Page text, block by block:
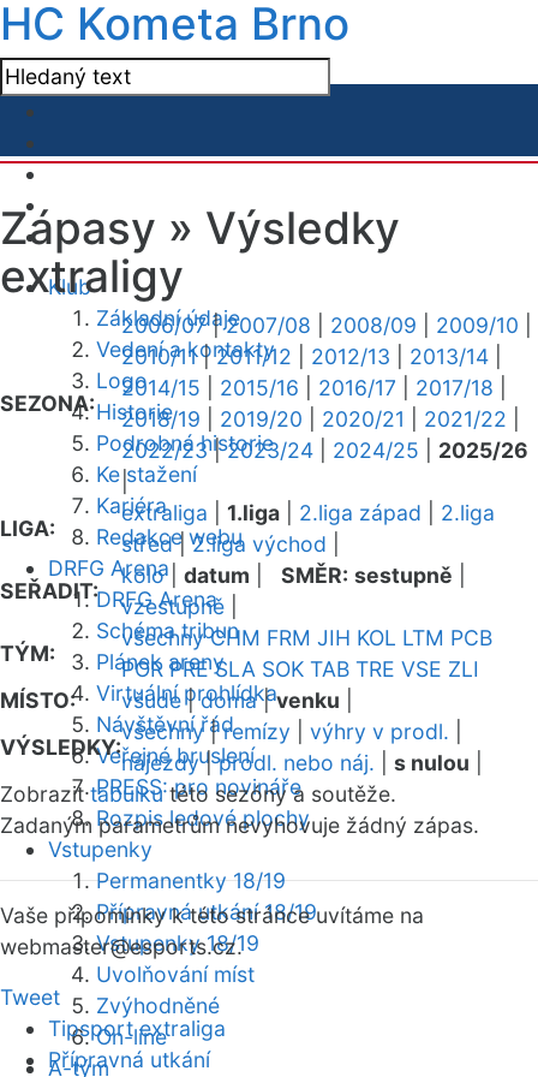
HC Kometa Brno
Klub
Základní údaje
Vedení a kontakty
Logo
Historie
Podrobná historie
Ke stažení
Kariéra
Redakce webu
DRFG Arena
DRFG Arena
Schéma tribun
Plánek areny
Virtuální prohlídka
Návštěvní řád
Veřejné bruslení
PRESS: pro novináře
Rozpis ledové plochy
Vstupenky
Permanentky 18/19
Přípravná utkání 18/19
Vstupenky 18/19
Uvolňování míst
Zvýhodněné
On-line
A-tým
Zápasy » Výsledky
extraligy
SEZONA:
2006/07|2007/08 2008/09 2009/10
2010/11|2011/12 2012/13 2013/14
2014/15
2015/16 2016/17 2017/18
2018/19
2019/20 2020/21 2021/22
2022/23|2023/24 2024/25
2025/26
|
LIGA:
extraliga 1.liga 2.liga západ
2.liga
střed|2.liga východ
SEŘADIT:
kolo| datum SMĚR: sestupně
vzestupně
TÝM:
všechny CHM FRM JIH KOL LTM PCB
POR PRE SLA SOK TAB TRE VSE ZLI
MÍSTO:
všude|doma|venku
VÝSLEDKY:
všechny|remízy výhry v prodl.
nájezdy|prodl. nebo náj. s nulou
Zobrazittabulkutéto sezóny a soutěže.
Zadaným parametrům nevyhovuje žádný zápas.
Vaše připomínky k této stránce uvítáme na
webmaster@esports.cz.
Tweet
Tipsport extraliga
Přípravná utkání